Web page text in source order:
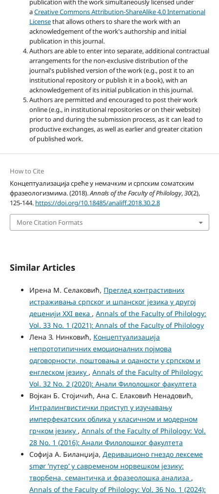
publication with the work simultaneously licensed under
aCreative Commons Attribution-ShareAlike 4.0 International
Licensethat allows others to share the work with an
acknowledgement of the work's authorship and initial
publication in this journal.
Authors are able to enter into separate, additional contractual
arrangements for the non-exclusive distribution of the
journal's published version of the work (e.g., post it to an
institutional repository or publish it in a book), with an
acknowledgement of its initial publication in this journal.
Authors are permitted and encouraged to post their work
online (e.g., in institutional repositories or on their website)
prior to and during the submission process, as it can lead to
productive exchanges, as well as earlier and greater citation
of published work.
How to Cite
Концептуализацијa среће у немачким и српским соматским
фразеологизмима. (2018).Annals of the Faculty of Philology,30(2),
125-144. https://doi.org/10.18485/analiff.2018.30.2.8
More Citation Formats
Similar Articles
Ирена М. Селаковић, Преглед контрастивних
истраживања српског и шпанског језика у другој
деценији XXI века , Annals of the Faculty of Philology:
Vol. 33 No. 1 (2021): Annals of the Faculty of Philology
Лена З. Нинковић, Концептуализација
непрототипичних емоционалних појмова
одговорности, поштовања и оданости у српском и
енглеском језику , Annals of the Faculty of Philology:
Vol. 32 No. 2 (2020): Анали Филолошког факултета
Војкан Б. Стојичић, Ана С. Елаковић Ненадовић,
Интралингвистички приступ у изучавању
имперфекатских облика у класичном и модерном
грчком језику , Annals of the Faculty of Philology: Vol.
28 No. 1 (2016): Анали Филолошког факултета
Софија А. Биланџија, Деривационо гнездo лексеме
smør ’путер’ у савременом норвешком језику:
творбена, семантичка и фразеолошка анализа ,
Annals of the Faculty of Philology: Vol. 36 No. 1 (2024):